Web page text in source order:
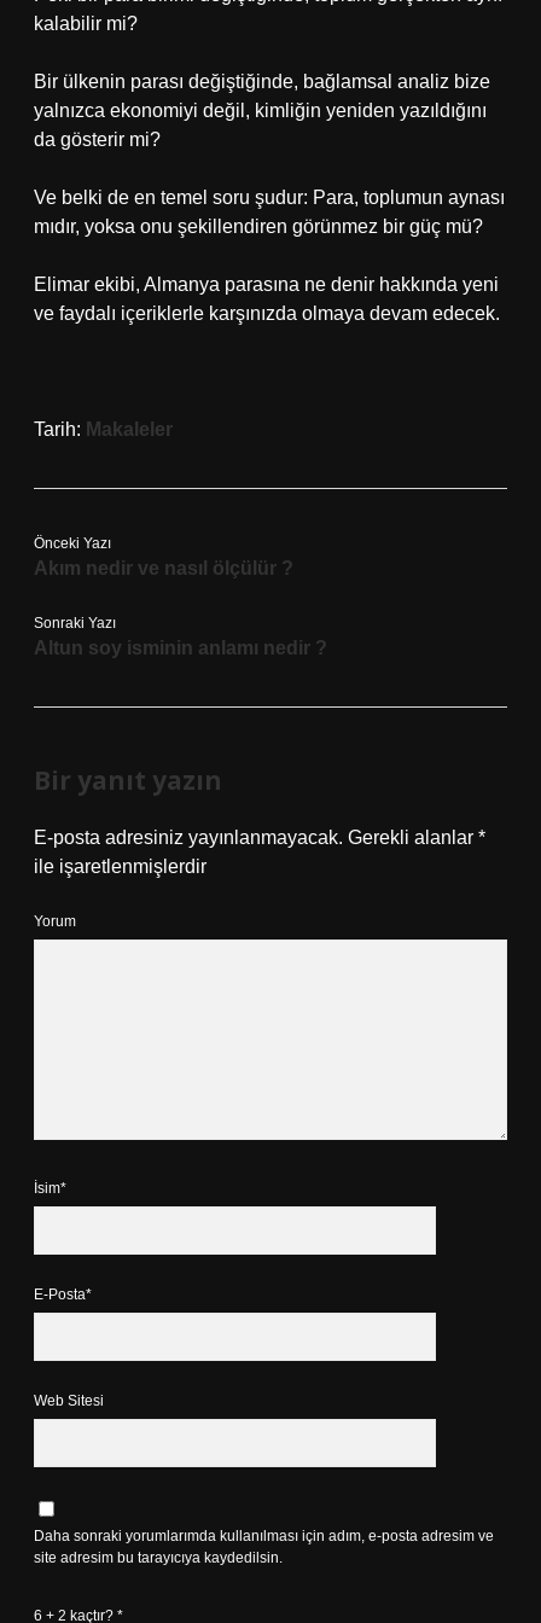
kalabilir mi?
Bir ülkenin parası değiştiğinde, bağlamsal analiz bize
yalnızca ekonomiyi değil, kimliğin yeniden yazıldığını
da gösterir mi?
Ve belki de en temel soru şudur: Para, toplumun aynası
mıdır, yoksa onu şekillendiren görünmez bir güç mü?
Elimar ekibi, Almanya parasına ne denir hakkında yeni
ve faydalı içeriklerle karşınızda olmaya devam edecek.
Tarih: Makaleler
Önceki Yazı
Akım nedir ve nasıl ölçülür ?
Sonraki Yazı
Altun soy isminin anlamı nedir ?
Bir yanıt yazın
E-posta adresiniz yayınlanmayacak. Gerekli alanlar *
ile işaretlenmişlerdir
Yorum
İsim*
E-Posta*
Web Sitesi
Daha sonraki yorumlarımda kullanılması için adım, e-posta adresim ve
site adresim bu tarayıcıya kaydedilsin.
6 + 2 kaçtır? *